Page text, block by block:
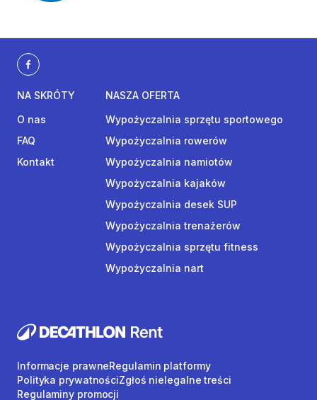
NA SKRÓTY
O nas
FAQ
Kontakt
NASZA OFERTA
Wypożyczalnia sprzętu sportowego
Wypożyczalnia rowerów
Wypożyczalnia namiotów
Wypożyczalnia kajaków
Wypożyczalnia desek SUP
Wypożyczalnia trenażerów
Wypożyczalnia sprzętu fitness
Wypożyczalnia nart
Informacje prawneRegulamin platformy
Polityka prywatnościZgłoś nielegalne treści
Regulaminy promocji